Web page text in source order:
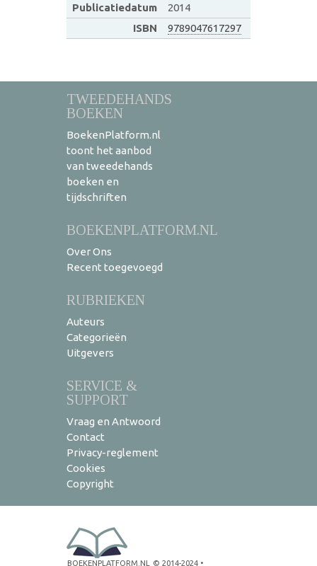
Publicatiedatum
2014
ISBN
9789047617297
TWEEDEHANDS
BOEKEN
BoekenPlatform.nl
toont het aanbod
van tweedehands
boeken en
tijdschriften
BOEKENPLATFORM.NL
Over Ons
Recent toegevoegd
RUBRIEKEN
Auteurs
Categorieën
Uitgevers
SERVICE &
SUPPORT
Vraag en Antwoord
Contact
Privacy-reglement
Cookies
Copyright
BOEKENPLATFORM.NL © 2014-2024 •